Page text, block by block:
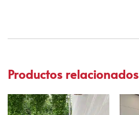
Productos relacionados